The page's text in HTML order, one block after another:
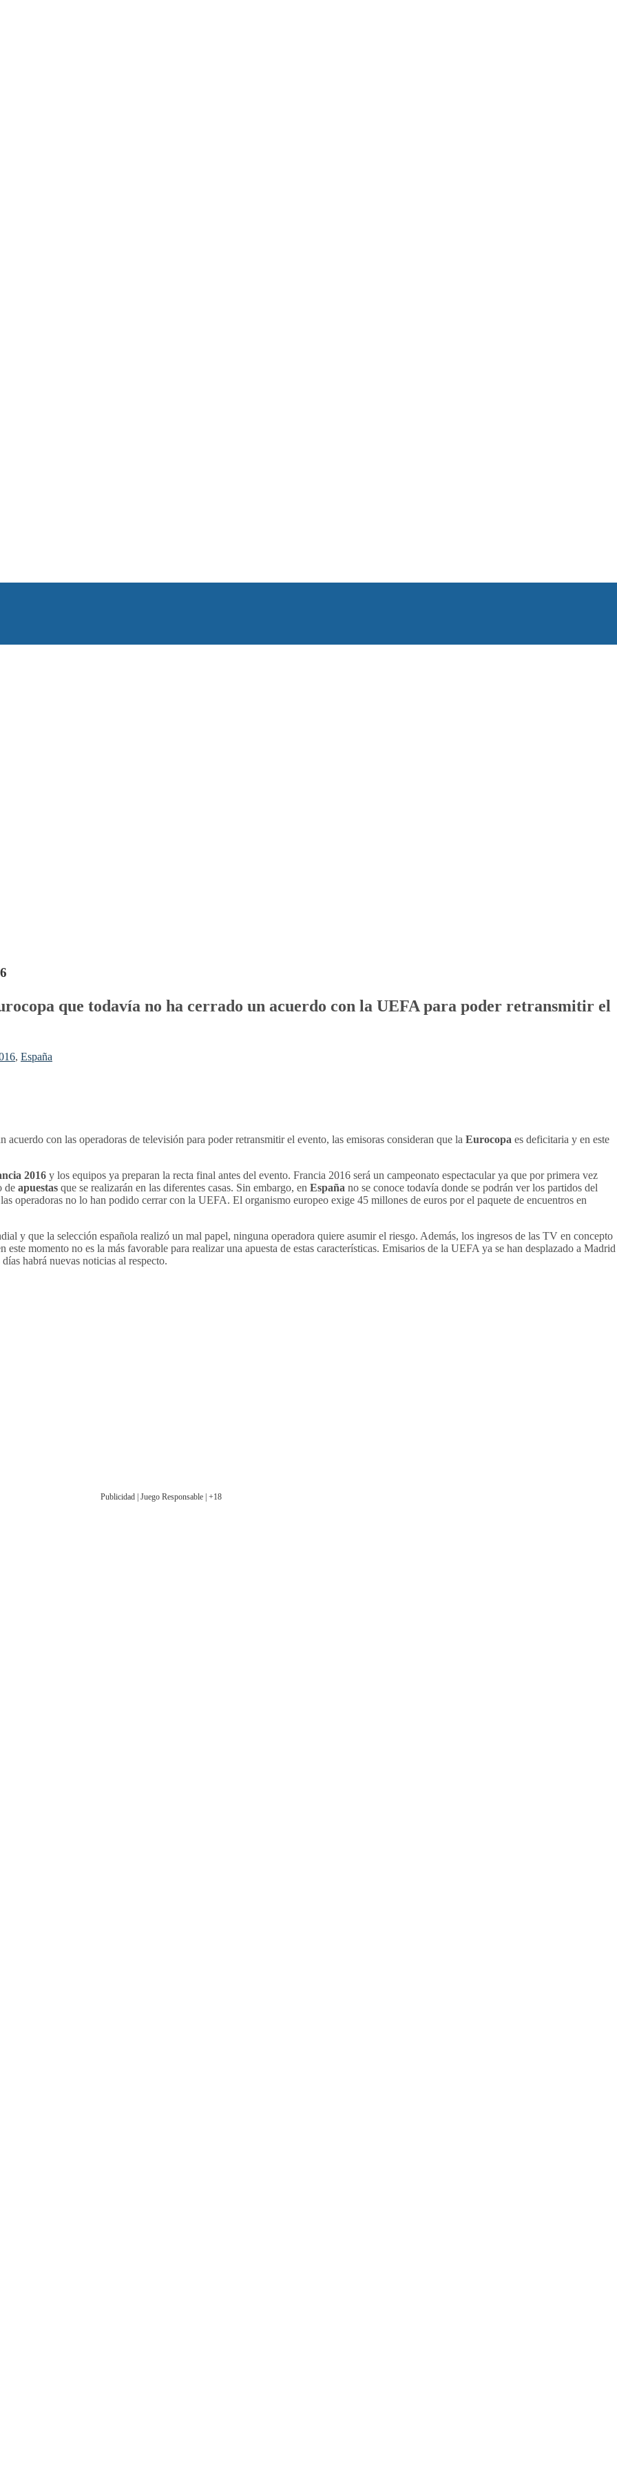
que todavía no ha cerrado un acuerdo con la UEFA para poder retransmitir el
, España
acuerdo con las operadoras de televisión para poder retransmitir el evento, las emisoras consideran que la Eurocopa es deficitaria y en este
2016 y los equipos ya preparan la recta final antes del evento. Francia 2016 será un campeonato espectacular ya que por primera vez
de apuestas que se realizarán en las diferentes casas. Sin embargo, en España no se conoce todavía donde se podrán ver los partidos del
operadoras no lo han podido cerrar con la UEFA. El organismo europeo exige 45 millones de euros por el paquete de encuentros en
y que la selección española realizó un mal papel, ninguna operadora quiere asumir el riesgo. Además, los ingresos de las TV en concepto
momento no es la más favorable para realizar una apuesta de estas características. Emisarios de la UEFA ya se han desplazado a Madrid
habrá nuevas noticias al respecto.
Publicidad | Juego Responsable | +18